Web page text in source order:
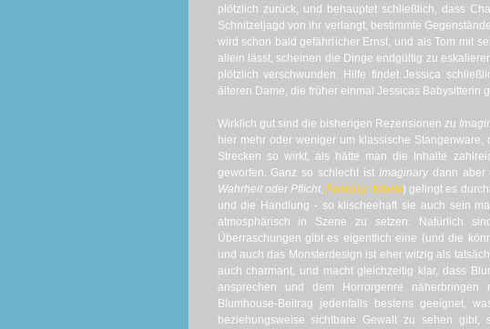
plötzlich zurück, und behauptet schließlich, dass
Schnitzeljagd von ihr verlangt, bestimmte
wird schon bald gefährlicher Ernst, und als Tom mit
allein lässt, scheinen die Dinge endgültig zu
plötzlich verschwunden. Hilfe findet Jessica
älteren Dame, die früher einmal Jessicas Babysitterin
Wirklich gut sind die bisherigen Rezensionen zu
hier mehr oder weniger um klassische
Strecken so wirkt, als hätte man die Inhalte
geworfen. Ganz so schlecht ist Imaginary dann aber
Wahrheit oder Pflicht,Fantasy Island) gelingt es
und die Handlung - so klischeehaft sie auch sein
atmosphärisch in Szene zu setzen. Natürlich
Überraschungen gibt es eigentlich eine (und die
und auch das Monsterdesign ist eher witzig als
auch charmant, und macht gleichzeitig klar, dass
ansprechen und dem Horrorgenre
Blumhouse-Beitrag jedenfalls bestens geeignet,
beziehungsweise sichtbare Gewalt zu sehen